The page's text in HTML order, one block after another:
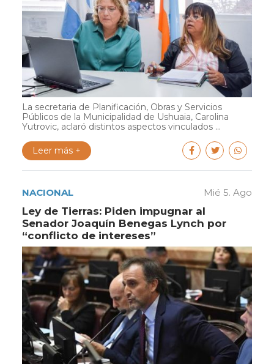
La secretaria de Planificación, Obras y Servicios
Públicos de la Municipalidad de Ushuaia, Carolina
Yutrovic, aclaró distintos aspectos vinculados ...
Leer más +
NACIONAL Mié 5. Ago
Ley de Tierras: Piden impugnar al
Senador Joaquín Benegas Lynch por
“conflicto de intereses”